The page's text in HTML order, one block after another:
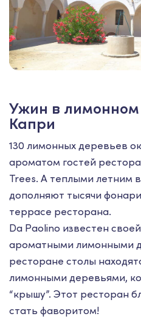
Ужин в лимонном
Капри
130 лимонных деревьев
ароматом гостей
Trees. А теплыми летним
дополняют тысячи
террасе ресторана.
Da Paolino известен
ароматными лимонными
ресторане столы
лимонными деревьями,
“крышу”. Этот ресторан
стать фаворитом!